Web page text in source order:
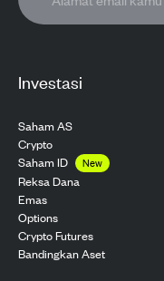
Investasi
Saham AS
Crypto
Saham ID
New
Reksa Dana
Emas
Options
Crypto Futures
Bandingkan Aset